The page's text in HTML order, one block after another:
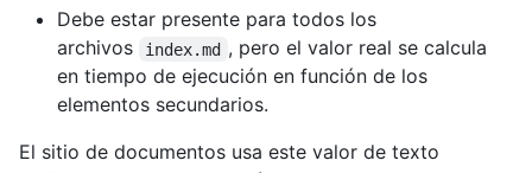
Debe estar presente para todos los
archivos
index.md , pero el valor real se calcula
en tiempo de ejecución en función de los
elementos secundarios.
El sitio de documentos usa este valor de texto